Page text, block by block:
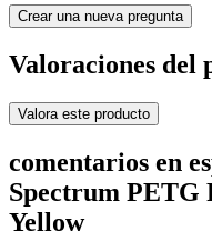
Crear una nueva pregunta
Valoraciones del
Valora este producto
comentarios en
Spectrum PETG
Yellow